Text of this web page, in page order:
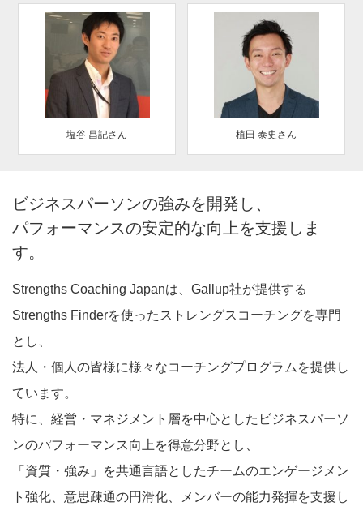
塩谷 昌記さん 植田 泰史さん
ビジネスパーソンの強みを開発し、
パフォーマンスの安定的な向上を支援しま
す。
Strengths Coaching Japanは、Gallup社が提供する
Strengths Finderを使ったストレングスコーチングを専門
とし、
法人・個人の皆様に様々なコーチングプログラムを提供し
ています。
特に、経営・マネジメント層を中心としたビジネスパーソ
ンのパフォーマンス向上を得意分野とし、
「資質・強み」を共通言語としたチームのエンゲージメン
ト強化、意思疎通の円滑化、メンバーの能力発揮を支援し